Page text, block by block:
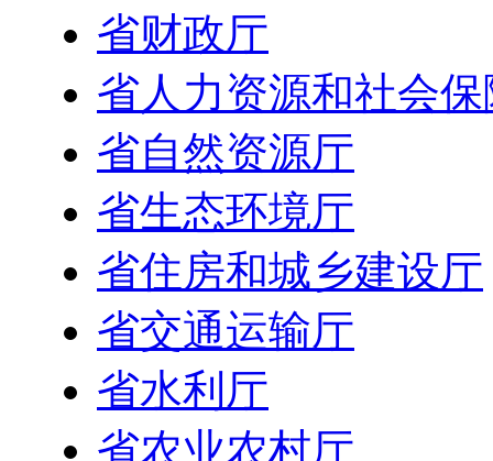
省财政厅
省人力资源和社会
省自然资源厅
省生态环境厅
省住房和城乡建设厅
省交通运输厅
省水利厅
省农业农村厅